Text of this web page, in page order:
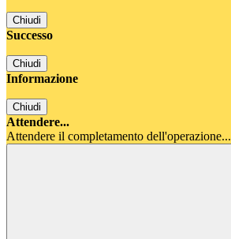
Chiudi
Successo
Chiudi
Informazione
Chiudi
Attendere...
Attendere il completamento dell'operazione...